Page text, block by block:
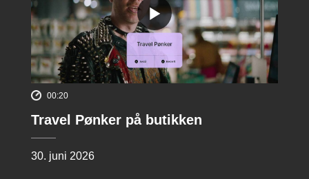
00:20
Travel Pønker på butikken
30. juni 2026